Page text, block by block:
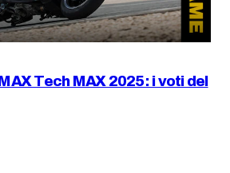
Tech MAX 2025: i voti del